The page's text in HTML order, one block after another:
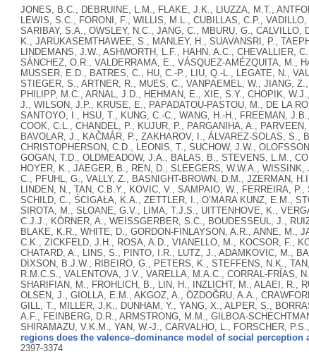
JONES, B.C., DEBRUINE, L.M., FLAKE, J.K., LIUZZA, M.T.,
LEWIS, S.C., FORONI, F., WILLIS, M.L., CUBILLAS, C.P.,
SARIBAY, S.A., OWSLEY, N.C., JANG, C., MBURU, G., CALVILLO,
K., JARUKASEMTHAWEE, S., MANLEY, H., SUAVANSRI, P.,
LINDEMANS, J.W., ASHWORTH, L.F., HAHN, A.C., CHEVALLIER,
SÁNCHEZ, O.R., VALDERRAMA, E., VÁSQUEZ-AMÉZQUITA, M.,
MUSSER, E.D., BATRES, C., HU, C.-P., LIU, Q.-L., LEGATE, N.,
STIEGER, S., ARTNER, R., MUES, C., VANPAEMEL, W., JIANG,
PHILIPP, M.C., ARNAL, J.D., HEHMAN, E., XIE, S.Y., CHOPIK,
J., WILSON, J.P., KRUSE, E., PAPADATOU-PASTOU, M., DE LA
SANTOYO, I., HSU, T., KUNG, C.-C., WANG, H.-H., FREEMAN,
COOK, C.L., CHANDEL, P., KUJUR, P., PARGANIHA, A.,
BAVOLAR, J., KAČMÁR, P., ZAKHAROV, I., ÁLVAREZ-SOLAS, S.,
CHRISTOPHERSON, C.D., LEONIS, T., SUCHOW, J.W.,
GOGAN, T.D., OLDMEADOW, J.A., BALAS, B., STEVENS, L.M.,
HOYER, K., JAEGER, B., REN, D., SLEEGERS, W.W.A.,
C., PFUHL, G., VALLY, Z., BASNIGHT-BROWN, D.M., JZERMAN,
LINDEN, N., TAN, C.B.Y., KOVIC, V., SAMPAIO, W., FERREIRA,
SCHILD, C., ŚCIGAŁA, K.A., ZETTLER, I., O’MARA KUNZ, E.M.,
SIROTA, M., SLOANE, G.V., LIMA, T.J.S., UITTENHOVE, K.,
C.J.J., KÖRNER, A., WEISSGERBER, S.C., BOUDESSEUL, J.,
BLAKE, K.R., WHITE, D., GORDON-FINLAYSON, A.R., ANNE, M.,
C.K., ZICKFELD, J.H., ROSA, A.D., VIANELLO, M., KOCSOR, F.,
CHATARD, A., LINS, S., PINTO, I.R., LUTZ, J., ADAMKOVIC, M.,
DIXSON, B.J.W., RIBEIRO, G., PETERS, K., STEFFENS, N.K.,
R.M.C.S., VALENTOVA, J.V., VARELLA, M.A.C., CORRAL-FRÍAS,
SHARIFIAN, M., FROHLICH, B., LIN, H., INZLICHT, M., ALAEI, R.,
OLSEN, J., GIOLLA, E.M., AKGOZ, A., ÖZDOĞRU, A.A.,
GILL, T., MILLER, J.K., DUNHAM, Y., YANG, X., ALPER, S.,
A.F., FEINBERG, D.R., ARMSTRONG, M.M., GILBOA-
SHIRAMAZU, V.K.M., YAN, W.-J., CARVALHO, L., FORSCHER,
regions does the valence–dominance model of social perception
2397-3374